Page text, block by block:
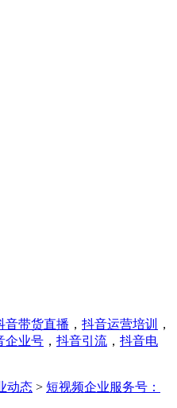
音带货直播 ， 抖音运营培训
，
企业号 ， 抖音引流 ， 抖音电
动态 > 短视频企业服务号：